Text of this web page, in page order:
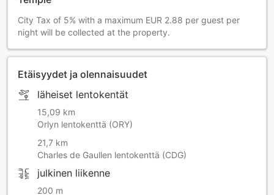
City Tax of 5% with a maximum EUR 2.88 per guest per
night will be collected at the property.
Etäisyydet ja olennaisuudet
läheiset lentokentät
15,09 km
Orlyn lentokenttä (ORY)
21,7 km
Charles de Gaullen lentokenttä (CDG)
julkinen liikenne
200 m